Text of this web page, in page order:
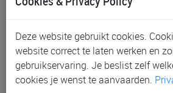
Gratis (en direct) af te halen in
Gratis verzending vanaf € 80 *
Productinformatie &
Voorraad bij Paradisio
Deze website gebruikt cookies.
website correct te laten werken en
gebruikservaring. Je beslist zelf
cookies je wenst te aanvaarden.